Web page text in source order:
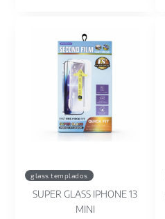
glass templados
SUPER GLASS IPHONE 13
MINI